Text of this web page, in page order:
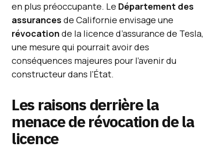
en plus préoccupante. Le Département des
assurances de Californie envisage une
révocation de la licence d’assurance de Tesla,
une mesure qui pourrait avoir des
conséquences majeures pour l’avenir du
constructeur dans l’État.
Les raisons derrière la
menace de révocation de la
licence